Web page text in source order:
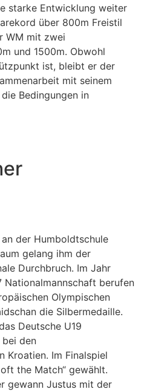
starke Entwicklung weiter
über 800m Freistil
WM mit zwei
und 1500m. Obwohl
ist, bleibt er der
mit seinem
Bedingungen in
der Humboldtschule
gelang ihm der
Durchbruch. Im Jahr
Nationalmannschaft berufen
Olympischen
die Silbermedaille.
Deutsche U19
bei den
Kroatien. Im Finalspiel
the Match“ gewählt.
gewann Justus mit der